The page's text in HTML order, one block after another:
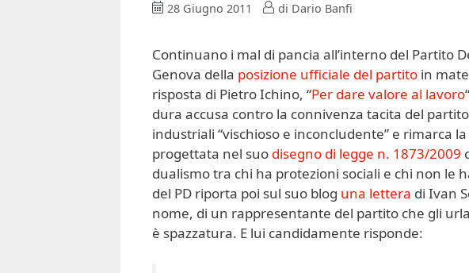
28 Giugno 2011 di Dario Banfi
Continuano i mal di pancia all’interno del Partito
Genova della posizione ufficiale del partito in
risposta di Pietro Ichino, “Per dare valore al lavoro
dura accusa contro la connivenza tacita del
industriali “vischioso e inconcludente” e rimarca
progettata nel suo disegno di legge n. 1873/2009
dualismo tra chi ha protezioni sociali e chi non le
del PD riporta poi sul suo blog una lettera di Ivan
nome, di un rappresentante del partito che gli
è spazzatura. E lui candidamente risponde: